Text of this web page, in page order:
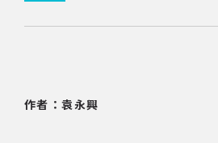
作者：袁永興
專文專區